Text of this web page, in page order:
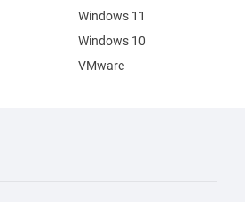
Windows 11
Windows 10
VMware